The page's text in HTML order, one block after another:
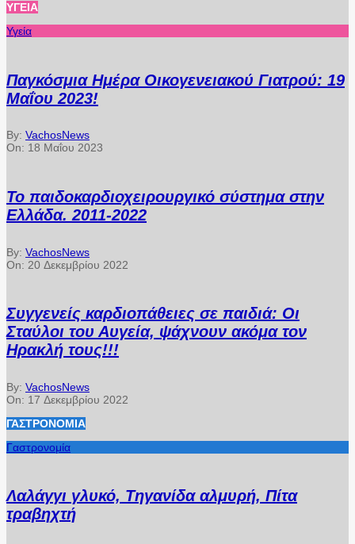
ΥΓΕΊΑ
Υγεία
Παγκόσμια Ημέρα Οικογενειακού Γιατρού: 19
Μαΐου 2023!
By: VachosNews
On: 18 Μαΐου 2023
Το παιδοκαρδιοχειρουργικό σύστημα στην
Ελλάδα. 2011-2022
By: VachosNews
On: 20 Δεκεμβρίου 2022
Συγγενείς καρδιοπάθειες σε παιδιά: Οι
Σταύλοι του Αυγεία, ψάχνουν ακόμα τον
Ηρακλή τους!!!
By: VachosNews
On: 17 Δεκεμβρίου 2022
ΓΑΣΤΡΟΝΟΜΊΑ
Γαστρονομία
Λαλάγγι γλυκό, Τηγανίδα αλμυρή, Πίτα
τραβηχτή